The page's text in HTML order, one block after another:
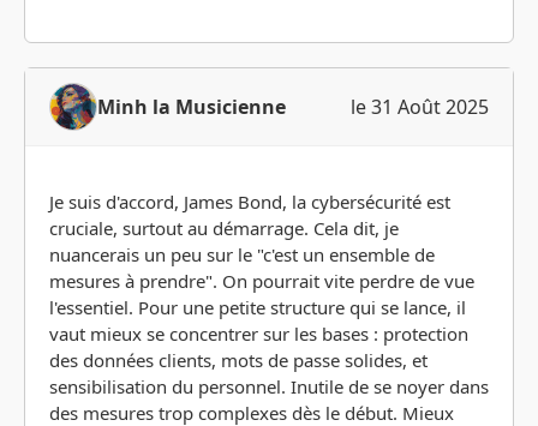
Minh la Musicienne le 31 Août 2025
Je suis d'accord, James Bond, la cybersécurité est
cruciale, surtout au démarrage. Cela dit, je
nuancerais un peu sur le "c'est un ensemble de
mesures à prendre". On pourrait vite perdre de vue
l'essentiel. Pour une petite structure qui se lance, il
vaut mieux se concentrer sur les bases : protection
des données clients, mots de passe solides, et
sensibilisation du personnel. Inutile de se noyer dans
des mesures trop complexes dès le début. Mieux